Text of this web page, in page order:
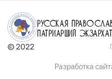
Русская
Патриарший
© 2022
Разработка